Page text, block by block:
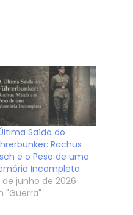
Saída do
Rochus
e o Peso de uma
Incompleta
de junho de 2026
"Guerra"